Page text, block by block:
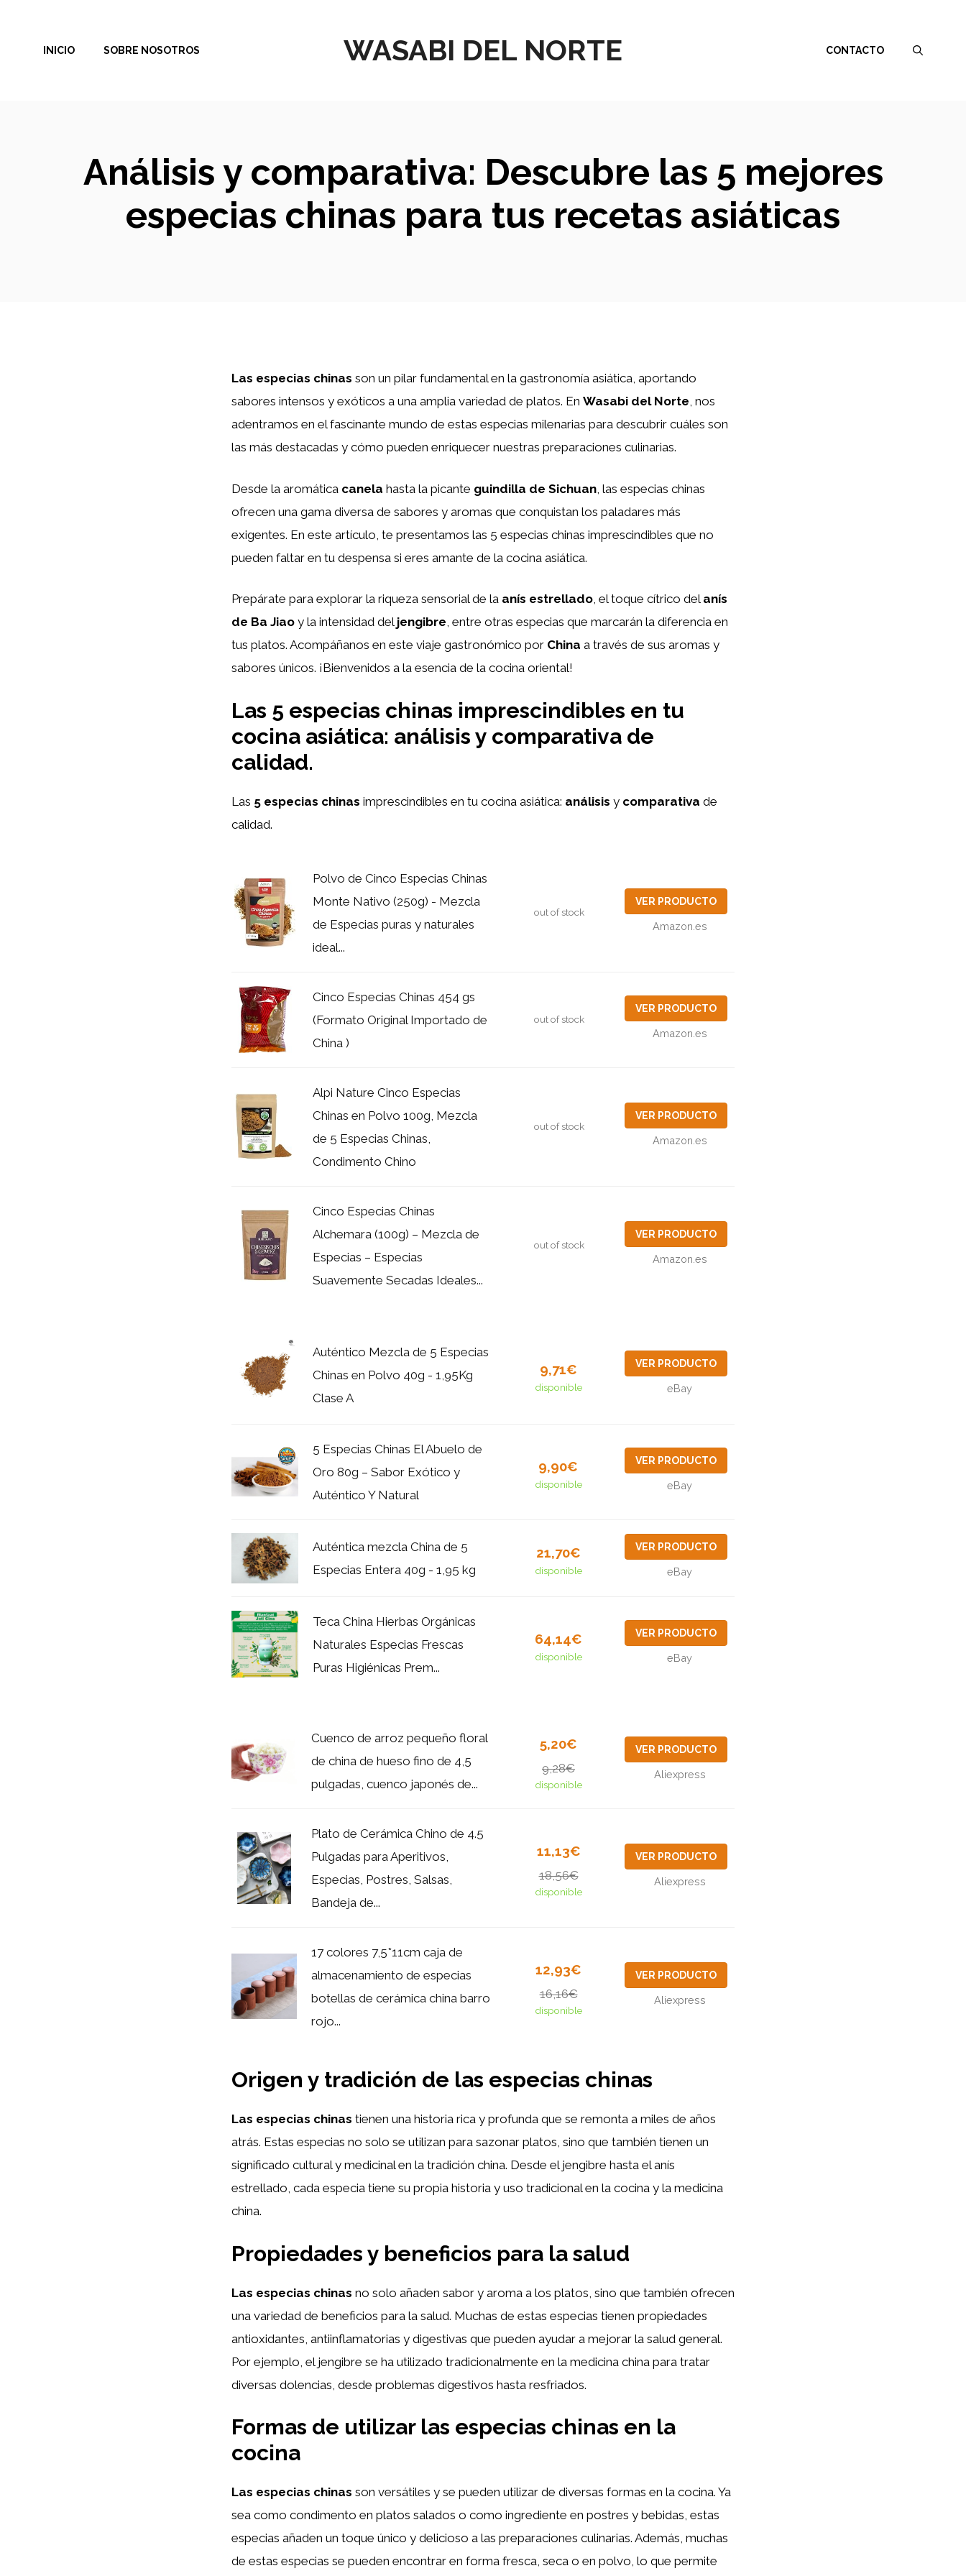
contenido
WASABI DEL NORTE
INICIO SOBRE NOSOTROS CONTACTO
Análisis y comparativa: Descubre las 5 mejores
especias chinas para tus recetas asiáticas
Las especias chinas son un pilar fundamental en la gastronomía asiática, aportando
sabores intensos y exóticos a una amplia variedad de platos. En Wasabi del Norte, nos
adentramos en el fascinante mundo de estas especias milenarias para descubrir cuáles son
las más destacadas y cómo pueden enriquecer nuestras preparaciones culinarias.
Desde la aromática canela hasta la picante guindilla de Sichuan , las especias chinas
ofrecen una gama diversa de sabores y aromas que conquistan los paladares más
exigentes. En este artículo, te presentamos las 5 especias chinas imprescindibles que no
pueden faltar en tu despensa si eres amante de la cocina asiática.
Prepárate para explorar la riqueza sensorial de la anís estrellado, el toque cítrico del anís
de Ba Jiao y la intensidad del jengibre, entre otras especias que marcarán la diferencia en
tus platos. Acompáñanos en este viaje gastronómico por China a través de sus aromas y
sabores únicos. ¡Bienvenidos a la esencia de la cocina oriental!
Las 5 especias chinas imprescindibles en tu
cocina asiática: análisis y comparativa de
calidad.
Las 5 especias chinas imprescindibles en tu cocina asiática: análisis y comparativa de
calidad.
Polvo de Cinco Especias Chinas
Monte Nativo (250g) - Mezcla
de Especias puras y naturales
ideal...
out of stock
VER PRODUCTO
Amazon.es
Cinco Especias Chinas 454 gs
(Formato Original Importado de
China )
out of stock
VER PRODUCTO
Amazon.es
Alpi Nature Cinco Especias
Chinas en Polvo 100g, Mezcla
de 5 Especias Chinas,
Condimento Chino
out of stock
VER PRODUCTO
Amazon.es
Cinco Especias Chinas
Alchemara (100g) – Mezcla de
Especias – Especias
Suavemente Secadas Ideales...
out of stock
VER PRODUCTO
Amazon.es
Auténtico Mezcla de 5 Especias
Chinas en Polvo 40g - 1,95Kg
Clase A
9,71€
disponible
VER PRODUCTO
eBay
5 Especias Chinas El Abuelo de
Oro 80g – Sabor Exótico y
Auténtico Y Natural
9,90€
disponible
VER PRODUCTO
eBay
Auténtica mezcla China de 5
Especias Entera 40g - 1,95 kg
21,70€
disponible
VER PRODUCTO
eBay
Teca China Hierbas Orgánicas
Naturales Especias Frescas
Puras Higiénicas Prem...
64,14€
disponible
VER PRODUCTO
eBay
Cuenco de arroz pequeño floral
de china de hueso fino de 4,5
pulgadas, cuenco japonés de...
5,20€
9,28€
disponible
VER PRODUCTO
Aliexpress
Plato de Cerámica Chino de 4.5
Pulgadas para Aperitivos,
Especias, Postres, Salsas,
Bandeja de...
11,13€
18,56€
disponible
VER PRODUCTO
Aliexpress
17 colores 7,5*11cm caja de
almacenamiento de especias
botellas de cerámica china barro
rojo...
12,93€
16,16€
disponible
VER PRODUCTO
Aliexpress
Origen y tradición de las especias chinas
Las especias chinas tienen una historia rica y profunda que se remonta a miles de años
atrás. Estas especias no solo se utilizan para sazonar platos, sino que también tienen un
significado cultural y medicinal en la tradición china. Desde el jengibre hasta el anís
estrellado, cada especia tiene su propia historia y uso tradicional en la cocina y la medicina
china.
Propiedades y beneficios para la salud
Las especias chinas no solo añaden sabor y aroma a los platos, sino que también ofrecen
una variedad de beneficios para la salud. Muchas de estas especias tienen propiedades
antioxidantes, antiinflamatorias y digestivas que pueden ayudar a mejorar la salud general.
Por ejemplo, el jengibre se ha utilizado tradicionalmente en la medicina china para tratar
diversas dolencias, desde problemas digestivos hasta resfriados.
Formas de utilizar las especias chinas en la
cocina
Las especias chinas son versátiles y se pueden utilizar de diversas formas en la cocina. Ya
sea como condimento en platos salados o como ingrediente en postres y bebidas, estas
especias añaden un toque único y delicioso a las preparaciones culinarias. Además, muchas
de estas especias se pueden encontrar en forma fresca, seca o en polvo, lo que permite